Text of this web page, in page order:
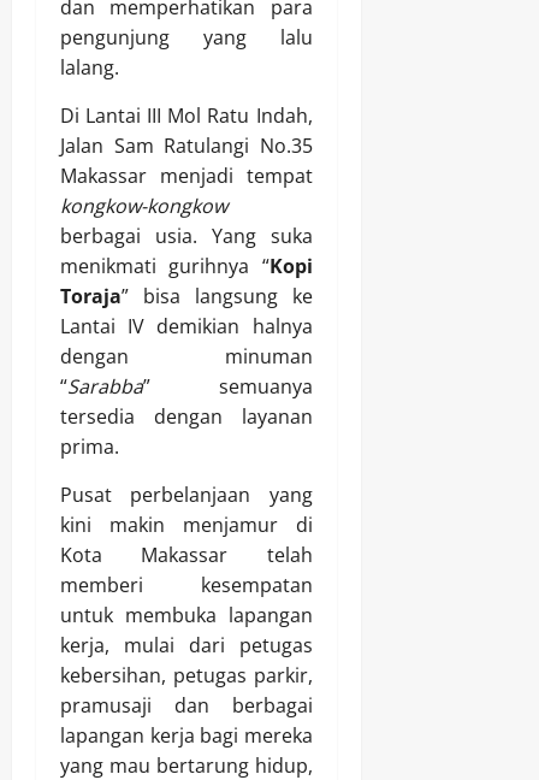
dan memperhatikan para
pengunjung yang lalu
lalang.
Di Lantai III Mol Ratu Indah,
Jalan Sam Ratulangi No.35
Makassar menjadi tempat
kongkow-kongkow
berbagai usia. Yang suka
menikmati gurihnya “Kopi
Toraja” bisa langsung ke
Lantai IV demikian halnya
dengan minuman
“Sarabba” semuanya
tersedia dengan layanan
prima.
Pusat perbelanjaan yang
kini makin menjamur di
Kota Makassar telah
memberi kesempatan
untuk membuka lapangan
kerja, mulai dari petugas
kebersihan, petugas parkir,
pramusaji dan berbagai
lapangan kerja bagi mereka
yang mau bertarung hidup,